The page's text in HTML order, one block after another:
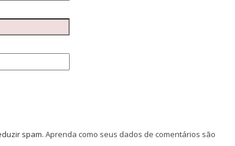
spam. Aprenda como seus dados de comentários são